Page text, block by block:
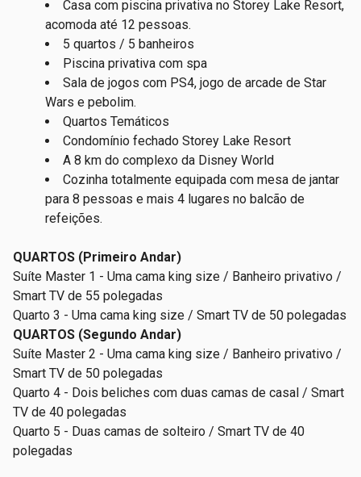
Casa com piscina privativa no Storey Lake Resort,
acomoda até 12 pessoas.
5 quartos / 5 banheiros
Piscina privativa com spa
Sala de jogos com PS4, jogo de arcade de Star
Wars e pebolim.
Quartos Temáticos
Condomínio fechado Storey Lake Resort
A 8 km do complexo da Disney World
Cozinha totalmente equipada com mesa de jantar
para 8 pessoas e mais 4 lugares no balcão de
refeições.
QUARTOS (Primeiro Andar)
Suíte Master 1 - Uma cama king size / Banheiro privativo /
Smart TV de 55 polegadas
Quarto 3 - Uma cama king size / Smart TV de 50 polegadas
QUARTOS (Segundo Andar)
Suíte Master 2 - Uma cama king size / Banheiro privativo /
Smart TV de 50 polegadas
Quarto 4 - Dois beliches com duas camas de casal / Smart
TV de 40 polegadas
Quarto 5 - Duas camas de solteiro / Smart TV de 40
polegadas